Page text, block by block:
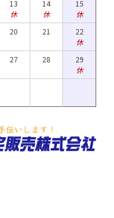
13
休
14
休
15
休
20 21
22
休
27 28
29
休